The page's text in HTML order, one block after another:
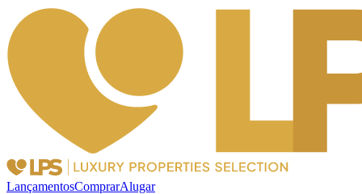
LançamentosComprarAlugar